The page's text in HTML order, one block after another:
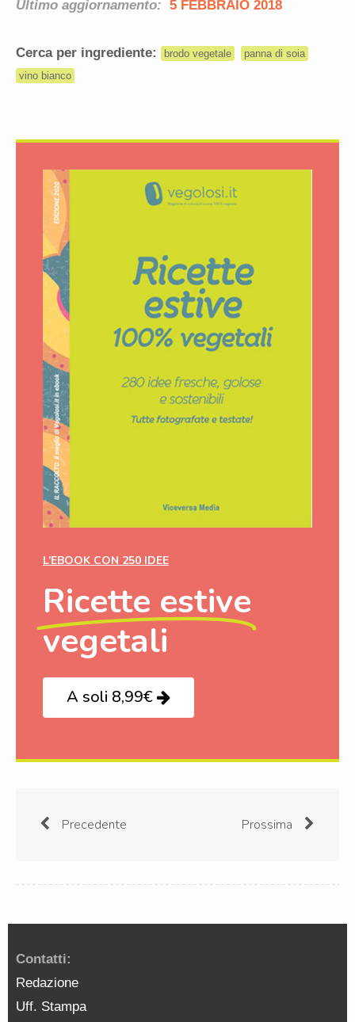
Ultimo aggiornamento: 5 FEBBRAIO 2018
Cerca per ingrediente: brodo vegetale
panna di soia
vino bianco
L’EBOOK CON 250 IDEE
Ricette estive
vegetali
A soli 8,99€
Precedente Prossima
Contatti:
Redazione
Uff. Stampa